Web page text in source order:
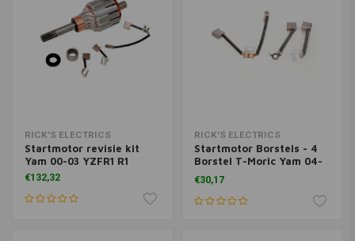
RICK'S ELECTRICS
Startmotor revisie kit
Yam 00-03 YZFR1 R1
€132,32
RICK'S ELECTRICS
Startmotor Borstels - 4
Borstel T-Moric Yam 04-
06 YZFR1 R1
€30,17